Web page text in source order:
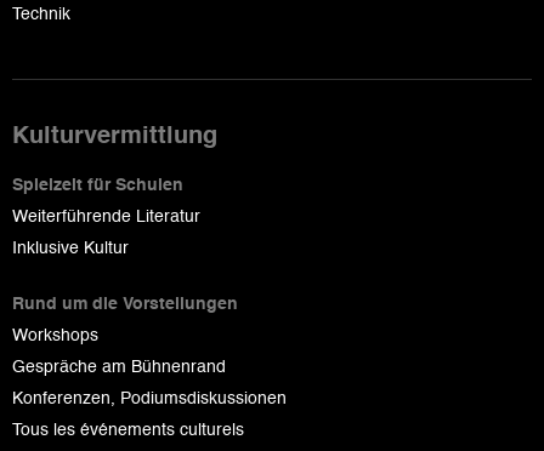
Technik
Kulturvermittlung
Spielzeit für Schulen
Weiterführende Literatur
Inklusive Kultur
Rund um die Vorstellungen
Workshops
Gespräche am Bühnenrand
Konferenzen, Podiumsdiskussionen
Tous les événements culturels